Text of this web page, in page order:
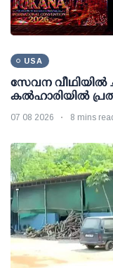
USA
സേവന വീഥിയില്‍
കല്‍ഹാരിയില്‍
07 08 2026 8 mins